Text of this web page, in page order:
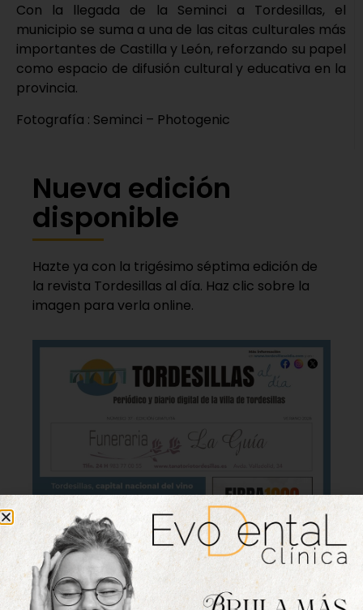
Con la llegada de la Seminci a Tordesillas, el
municipio se suma a una de las citas culturales más
importantes de Castilla y León, reforzando su papel
como espacio de difusión cultural y educativa en la
provincia.
Fotografía : Seminci – Photogenic
Nueva edición
disponible
Hazte ya con la trigésimo séptima edición de
la revista Tordesillas al día. Haz clic sobre la
imagen para verla online.